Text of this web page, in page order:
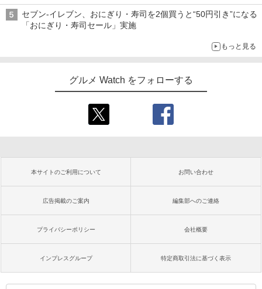
セブン-イレブン、おにぎり・寿司を2個買うと“50円引き”になる
「おにぎり・寿司セール」実施
もっと見る
グルメ Watch をフォローする
本サイトのご利用について お問い合わせ
広告掲載のご案内 編集部へのご連絡
プライバシーポリシー 会社概要
インプレスグループ 特定商取引法に基づく表示